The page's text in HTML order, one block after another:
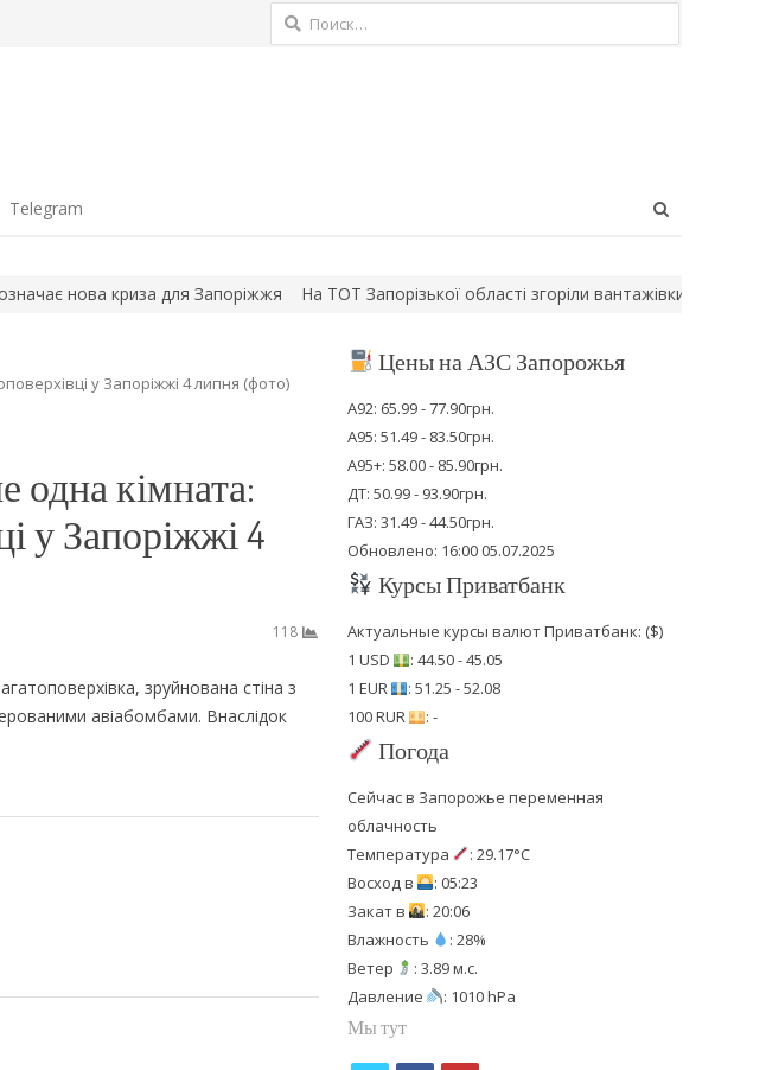
Найти:
Telegram
нова криза для Запоріжжя На ТОТ Запорізької області згоріли вантажівки російських
у Запоріжжі 4 липня (фото)
одна кімната:
у Запоріжжі 4
118
зруйнована стіна з
авіабомбами. Внаслідок
Цены на АЗС Запорожья
А92: 65.99 - 77.90грн.
А95: 51.49 - 83.50грн.
А95+: 58.00 - 85.90грн.
ДТ: 50.99 - 93.90грн.
ГАЗ: 31.49 - 44.50грн.
Обновлено: 16:00 05.07.2025
Курсы Приватбанк
Актуальные курсы валют Приватбанк: ($)
1 USD
: 44.50 - 45.05
1 EUR
: 51.25 - 52.08
100 RUR
: -
Погода
Сейчас в Запорожье переменная
облачность
Температура
: 29.17°C
Восход в
: 05:23
Закат в
: 20:06
Влажность
: 28%
Ветер
: 3.89 м.с.
Давление
: 1010 hPa
Мы тут